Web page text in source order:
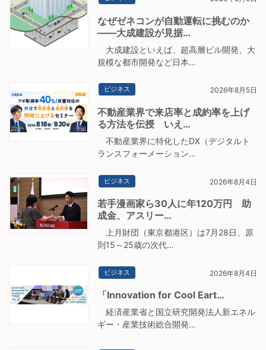
なぜゼネコンが自動運転に挑むのか
――大成建設が見据…
大成建設といえば、超高層ビル開発、大
規模な都市開発など日本…
ビジネス 2026年8月5日
不動産業界で来店率と成約率を上げ
る方法を伝授 いえ…
不動産業界に特化したDX（デジタルト
ランスフォーメーション…
ビジネス 2026年8月4日
若手漫画家ら30人に年120万円 助
成金、アスリー…
上月財団（東京都港区）は7月28日、原
則15～25歳の次代…
ビジネス 2026年8月4日
「Innovation for Cool Eart…
経済産業省と国立研究開発法人新エネル
ギー・産業技術総合開発…